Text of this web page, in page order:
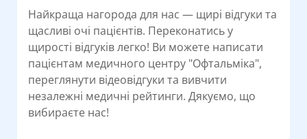
Найкраща нагорода для нас — щирі відгуки та
щасливі очі пацієнтів. Переконатись у
щирості відгуків легко! Ви можете написати
пацієнтам медичного центру "Офтальміка",
переглянути відеовідгуки та вивчити
незалежні медичні рейтинги. Дякуємо, що
вибираєте нас!